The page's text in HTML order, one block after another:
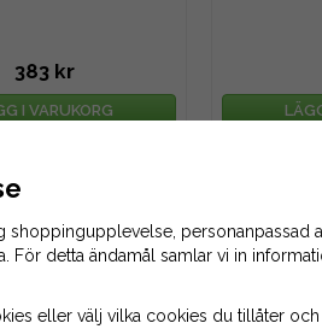
383 kr
I VARUKORG
personanpassad
För detta ändamål samlar vi in
eller välj vilka cookies du tillåter och